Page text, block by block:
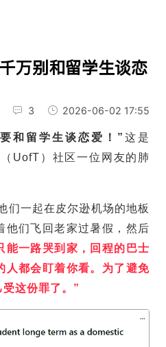
万别和留学生谈恋
3 2026-06-02 17:55
和留学生谈恋爱！” 这是
UofT）社区一位网友的肺
们一起在皮尔逊机场的地板
他们飞回老家过暑假，然后
能一路哭到家，回程的巴士
人都会盯着你看。为了避免
这份罪了。”